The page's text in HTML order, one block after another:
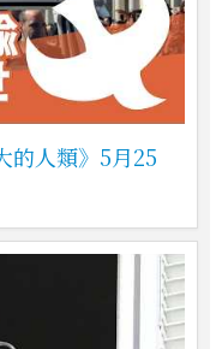
的人類》5月25